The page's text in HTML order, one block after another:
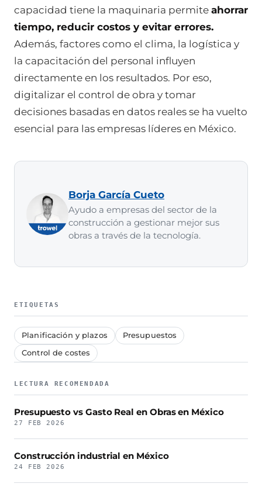
capacidad tiene la maquinaria permite ahorrar
tiempo, reducir costos y evitar errores.
Además, factores como el clima, la logística y
la capacitación del personal influyen
directamente en los resultados. Por eso,
digitalizar el control de obra y tomar
decisiones basadas en datos reales se ha vuelto
esencial para las empresas líderes en México.
Borja García Cueto
Ayudo a empresas del sector de la
construcción a gestionar mejor sus
obras a través de la tecnología.
ETIQUETAS
Planificación y plazos
Presupuestos
Control de costes
LECTURA RECOMENDADA
Presupuesto vs Gasto Real en Obras en México
27 FEB 2026
Construcción industrial en México
24 FEB 2026